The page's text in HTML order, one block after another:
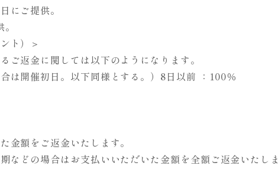
にご提供。
ト）＞
ご返金に関しては以下のようになります。
は開催初日。以下同様とする。）8日以前 ：100％
金額をご返金いたします。
などの場合はお支払いいただいた金額を全額ご返金いたしま